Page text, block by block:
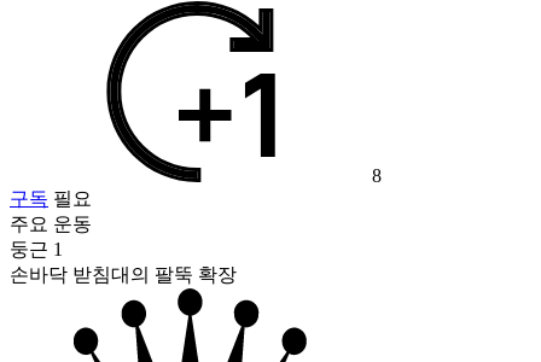
8
구독 필요
주요 운동
둥근 1
손바닥 받침대의 팔뚝 확장